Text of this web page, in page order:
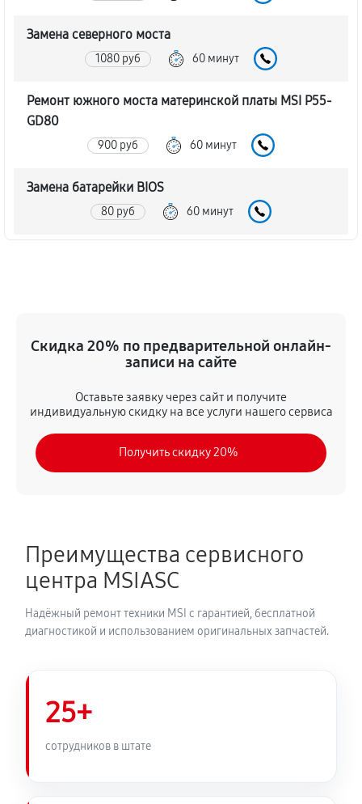
Замена северного моста
1080 руб 60 минут
Ремонт южного моста материнской платы MSI P55-
GD80
900 руб 60 минут
Замена батарейки BIOS
80 руб 60 минут
Скидка 20% по предварительной онлайн-
записи на сайте
Оставьте заявку через сайт и получите
индивидуальную скидку на все услуги нашего сервиса
Получить скидку 20%
Преимущества сервисного
центра MSIASC
Надёжный ремонт техники MSI с гарантией, бесплатной
диагностикой и использованием оригинальных запчастей.
25+
сотрудников в штате